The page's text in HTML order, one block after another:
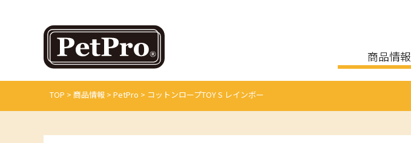
商品情報
TOP > 商品情報 > PetPro > コットンロープTOY S レインボー